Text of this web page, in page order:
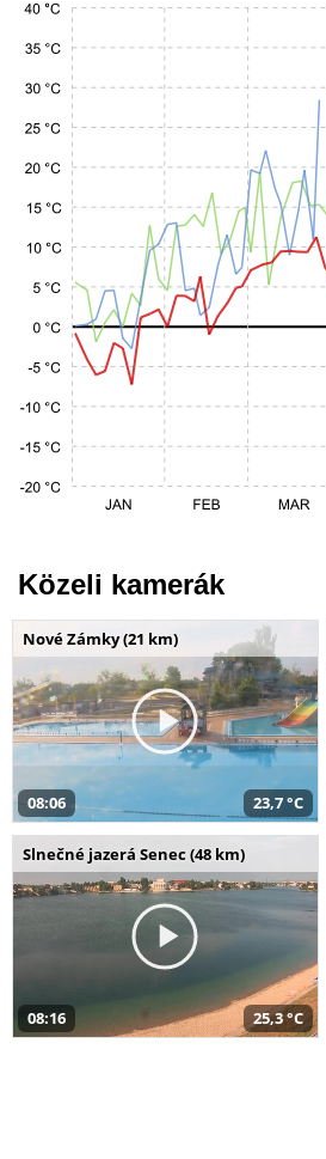
Közeli kamerák
Nové Zámky (21 km)
08:06 23,7 °C
Slnečné jazerá Senec (48 km)
08:16 25,3 °C